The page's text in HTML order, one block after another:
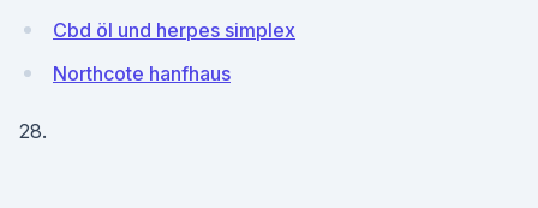
Cbd öl und herpes simplex
Northcote hanfhaus
28.